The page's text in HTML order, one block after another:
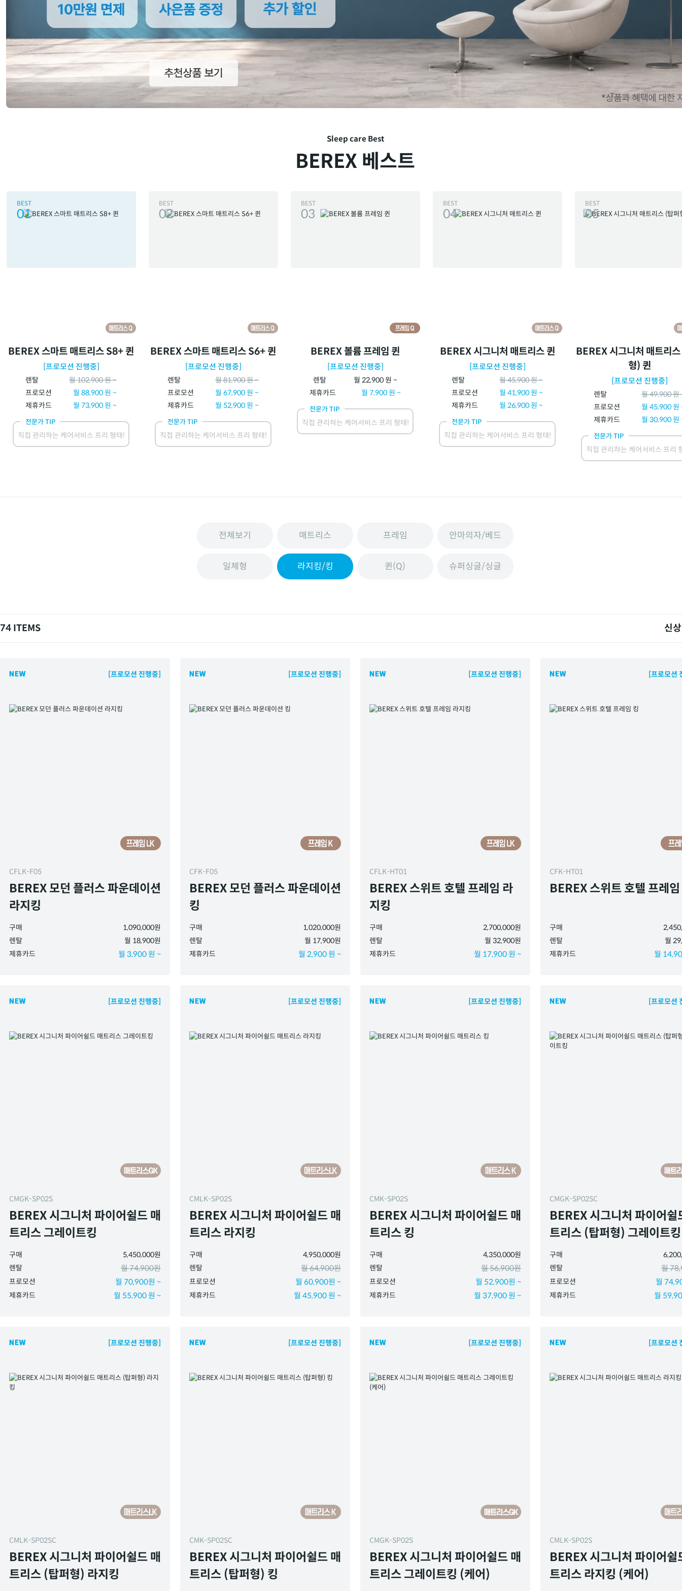
Sleep care Best
BEREX 베스트
BEST
01
BEREX 스마트 매트리스 S8+ 퀸
[프로모션 진행중]
렌탈 월102,900원 ~
프로모션
월 88,900원 ~
제휴카드
월 73,900원 ~
전문가 TIP
직접 관리하는 케어서비스 프리 형태!
BEST
02
BEREX 스마트 매트리스 S6+ 퀸
[프로모션 진행중]
렌탈 월81,900원 ~
프로모션
월 67,900원 ~
제휴카드
월 52,900원 ~
전문가 TIP
직접 관리하는 케어서비스 프리 형태!
BEST
03
BEREX 볼륨 프레임 퀸
[프로모션 진행중]
렌탈 월 22,900원 ~
제휴카드
월 7,900원 ~
전문가 TIP
직접 관리하는 케어서비스 프리 형태!
BEST
04
BEREX 시그니처 매트리스 퀸
[프로모션 진행중]
렌탈 월45,900원 ~
프로모션
월 41,900원 ~
제휴카드
월 26,900원 ~
전문가 TIP
직접 관리하는 케어서비스 프리 형태!
BEST
05
BEREX 시그니처 매트리
형) 퀸
[프로모션 진행중]
렌탈 월49,900원
프로모션
월 45,900원
제휴카드
월 30,900원
전문가 TIP
직접 관리하는 케어서비스 프리
전체보기 매트리스 프레임 안마의자/베드
일체형 라지킹/킹 퀸(Q) 슈퍼싱글/싱글
74 ITEMS 신
[프로모션 진행중]
CFLK-F05
BEREX 모던 플러스 파운데이션
라지킹
구매
1,090,000원
렌탈
월 18,900원
제휴카드
월 3,900 원 ~
[프로모션 진행중]
CFK-F05
BEREX 모던 플러스 파운데이션
킹
구매
1,020,000원
렌탈
월 17,900원
제휴카드
월 2,900 원 ~
[프로모션 진행중]
CFLK-HT01
BEREX 스위트 호텔 프레임 라
지킹
구매
2,700,000원
렌탈
월 32,900원
제휴카드
월 17,900 원 ~
[프로모션
CFK-HT01
BEREX 스위트 호텔 프레
구매
렌탈
월
제휴카드
월
[프로모션 진행중]
CMGK-SP02S
BEREX 시그니처 파이어쉴드 매
트리스 그레이트킹
구매
5,450,000원
렌탈
월 74,900원
프로모션 월 70,900원 ~
제휴카드 월 55,900 원 ~
[프로모션 진행중]
CMLK-SP02S
BEREX 시그니처 파이어쉴드 매
트리스 라지킹
구매
4,950,000원
렌탈
월 64,900원
프로모션 월 60,900원 ~
제휴카드 월 45,900 원 ~
[프로모션 진행중]
CMK-SP02S
BEREX 시그니처 파이어쉴드 매
트리스 킹
구매
4,350,000원
렌탈
월 56,900원
프로모션 월 52,900원 ~
제휴카드 월 37,900 원 ~
[프로모션
CMGK-SP02SC
BEREX 시그니처 파이어쉴
트리스 (탑퍼형) 그레이트킹
구매
렌탈
월
프로모션 월
제휴카드 월
[프로모션 진행중]
CMLK-SP02SC
BEREX 시그니처 파이어쉴드 매
트리스 (탑퍼형) 라지킹
[프로모션 진행중]
CMK-SP02SC
BEREX 시그니처 파이어쉴드 매
트리스 (탑퍼형) 킹
[프로모션 진행중]
CMGK-SP02S
BEREX 시그니처 파이어쉴드 매
트리스 그레이트킹 (케어)
[프로모션
CMLK-SP02S
BEREX 시그니처 파이어쉴
트리스 라지킹 (케어)